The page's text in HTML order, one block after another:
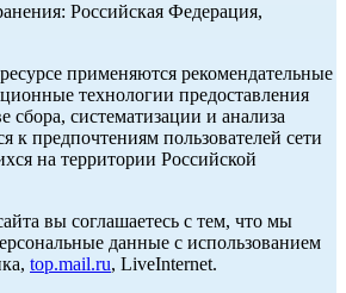
Российская Федерация,
применяются рекомендательные
технологии предоставления
систематизации и анализа
к предпочтениям пользователей сети
на территории Российской
вы соглашаетесь с тем, что мы
данные с использованием
top.mail.ru, LiveInternet.